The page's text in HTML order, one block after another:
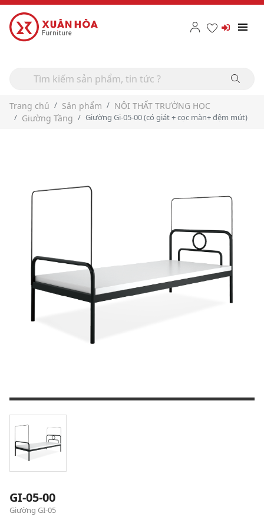
Trang chủ Sản phẩm
NỘI THẤT TRƯỜNG HỌC
Giường Tầng
Giường Gi-05-00 (có giát + cọc màn+ đệm mút)
GI-05-00
Giường GI-05